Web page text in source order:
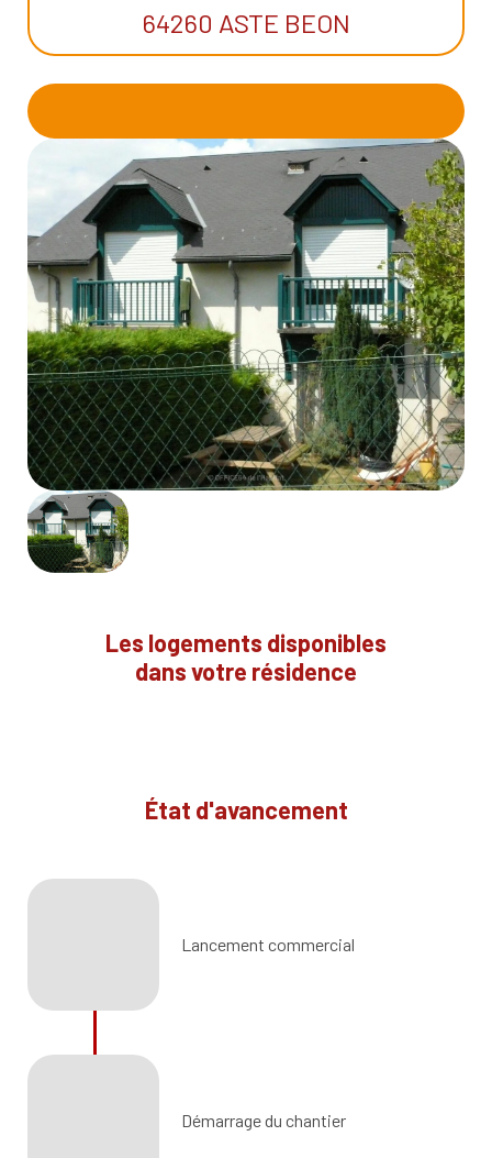
64260 ASTE BEON
Les logements disponibles
dans votre résidence
État d'avancement
Lancement commercial
Démarrage du chantier